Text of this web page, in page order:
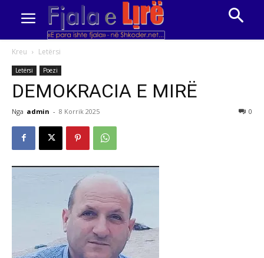
Kreu Letërsi
Letërsi Poezi
DEMOKRACIA E MIRË
Nga admin - 8 Korrik 2025 0